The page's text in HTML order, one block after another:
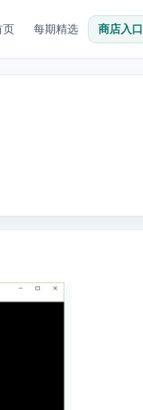
页 每期精选 商店入口